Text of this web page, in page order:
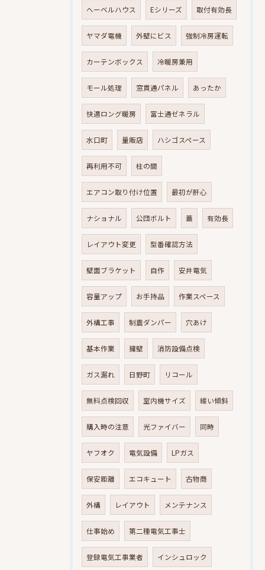
へーベルハウス Eシリーズ 取付有効長
ヤマダ電機 外壁にビス 強制冷房運転
カーテンボックス 冷暖房兼用
モール処理 窓貫通パネル あったか
快適ロング暖房 富士通ゼネラル
水口町 量販店 ハシゴスペース
再利用不可 柱の間
エアコン取り付け位置 最初が肝心
ナショナル 公団ボルト 蓋 有効長
レイアウト変更 型番確認方法
壁面ブラケット 自作 安井電気
容量アップ お手持品 作業スペース
外構工事 制震ダンパー 穴あけ
基本作業 擁壁 消防設備点検
ガス漏れ 日野町 リコール
無料点検回収 室内機サイズ 緩い傾斜
購入時の注意 光ファイバー 同時
ヤフオク 電気設備 LPガス
保安距離 エコキュート 古物商
外構 レイアウト メンテナンス
仕事始め 第二種電気工事士
登録電気工事業者 インシュロック